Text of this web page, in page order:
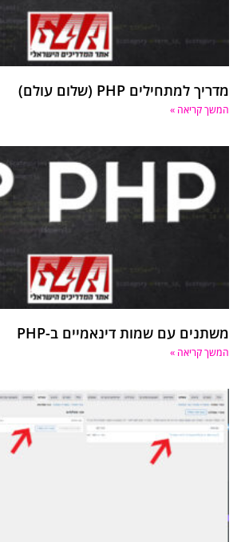
מדריך למתחילים PHP (שלום עולם)
המשך קריאה »
משתנים עם שמות דינאמיים ב-PHP
המשך קריאה »